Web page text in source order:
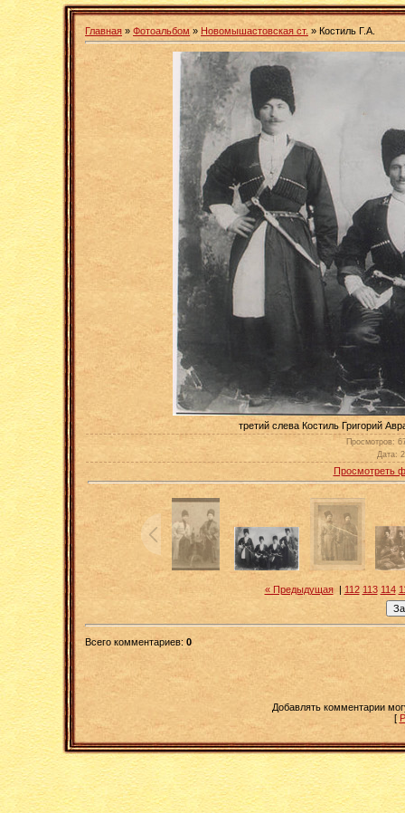
Главная » Фотоальбом» Новомышастовская ст. » Костиль Г.А.
третий слева Костиль Григорий
Просмотров:
Дата:
Просмотреть
« Предыдущая| 112 113 114
Всего комментариев: 0
Добавлять комментарии
[